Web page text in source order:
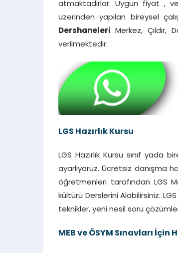
atmaktadırlar. Uygun fiyat ,
üzerinden yapılan bireysel
Dershaneleri Merkez, Çıldır,
verilmektedir.
LGS Hazırlık Kursu
LGS Hazırlık Kursu sınıf yada
ayarlıyoruz. Ücretsiz danışma
öğretmenleri tarafından LGS
kültürü Derslerini Alabilirsiniz.
teknikler, yeni nesil soru
MEB ve ÖSYM Sınavları İçin